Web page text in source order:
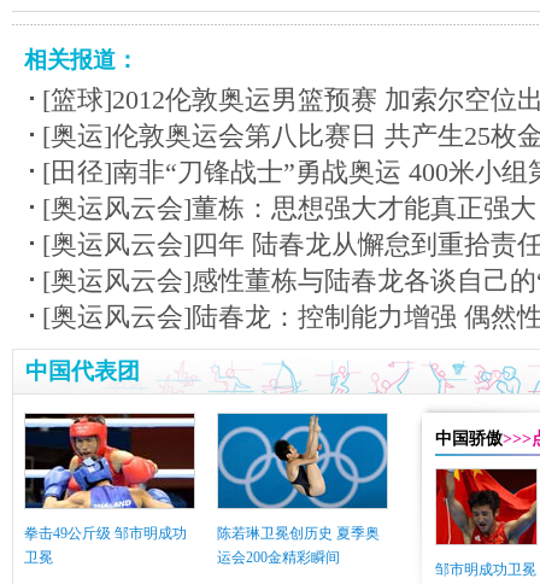
相关报道：
[篮球]2012伦敦奥运男篮预赛 加索尔空位
[奥运]伦敦奥运会第八比赛日 共产生25枚
[田径]南非“刀锋战士”勇战奥运 400米小组
[奥运风云会]董栋：思想强大才能真正强大
[奥运风云会]四年 陆春龙从懈怠到重拾责
[奥运风云会]感性董栋与陆春龙各谈自己的
[奥运风云会]陆春龙：控制能力增强 偶然
中国代表团
拳击49公斤级 邹市明成功
卫冕
陈若琳卫冕创历史 夏季奥
运会200金精彩瞬间
中国骄傲>>>
邹市明成功卫冕